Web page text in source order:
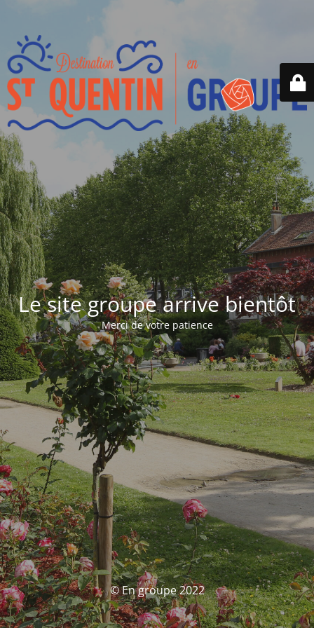
Le site groupe arrive bientôt
Merci de votre patience
© En groupe 2022